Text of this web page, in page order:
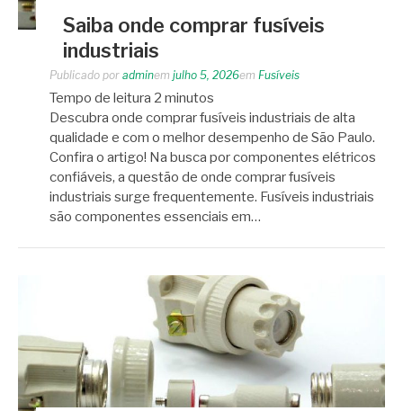
Saiba onde comprar fusíveis
industriais
Publicado por adminem julho 5, 2026em Fusíveis
Tempo de leitura 2 minutos
Descubra onde comprar fusíveis industriais de alta
qualidade e com o melhor desempenho de São Paulo.
Confira o artigo! Na busca por componentes elétricos
confiáveis, a questão de onde comprar fusíveis
industriais surge frequentemente. Fusíveis industriais
são componentes essenciais em…